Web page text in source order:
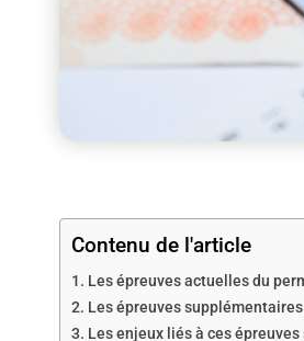
Contenu de l'article
Les épreuves actuelles du
Les épreuves
Les enjeux liés à ces